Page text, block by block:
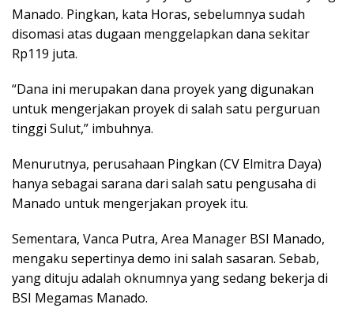
Manado. Pingkan, kata Horas, sebelumnya sudah
disomasi atas dugaan menggelapkan dana sekitar
Rp119 juta.
“Dana ini merupakan dana proyek yang digunakan
untuk mengerjakan proyek di salah satu perguruan
tinggi Sulut,” imbuhnya.
Menurutnya, perusahaan Pingkan (CV Elmitra Daya)
hanya sebagai sarana dari salah satu pengusaha di
Manado untuk mengerjakan proyek itu.
Sementara, Vanca Putra, Area Manager BSI Manado,
mengaku sepertinya demo ini salah sasaran. Sebab,
yang dituju adalah oknumnya yang sedang bekerja di
BSI Megamas Manado.